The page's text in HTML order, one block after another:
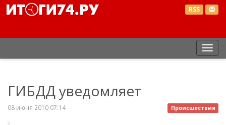
RSS
ГИБДД уведомляет
Происшествия
08 июня 2010 07:14